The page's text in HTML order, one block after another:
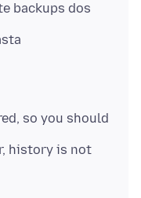
backups dos
so you should
history is not